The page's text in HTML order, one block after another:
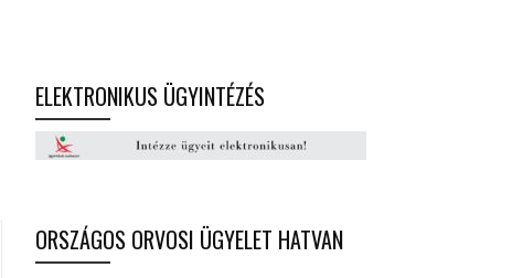
ELEKTRONIKUS ÜGYINTÉZÉS
ORSZÁGOS ORVOSI ÜGYELET HATVAN